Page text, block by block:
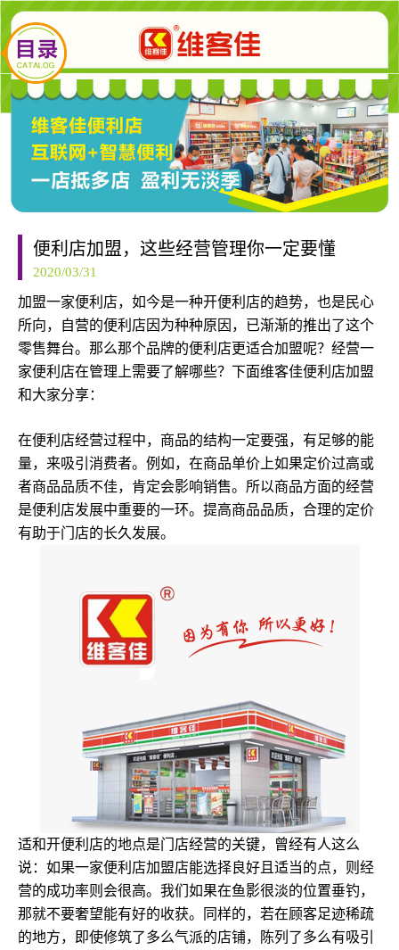
便利店加盟，这些经营管理你一定要懂
2020/03/31
加盟一家便利店，如今是一种开便利店的趋势，也是民心
所向，自营的便利店因为种种原因，已渐渐的推出了这个
零售舞台。那么那个品牌的便利店更适合加盟呢？经营一
家便利店在管理上需要了解哪些？下面维客佳便利店加盟
和大家分享：
在便利店经营过程中，商品的结构一定要强，有足够的能
量，来吸引消费者。例如，在商品单价上如果定价过高或
者商品品质不佳，肯定会影响销售。所以商品方面的经营
是便利店发展中重要的一环。提高商品品质，合理的定价
有助于门店的长久发展。
适和开便利店的地点是门店经营的关键，曾经有人这么
说：如果一家便利店加盟店能选择良好且适当的点，则经
营的成功率则会很高。我们如果在鱼影很淡的位置垂钓，
那就不要奢望能有好的收获。同样的，若在顾客足迹稀疏
的地方，即使修筑了多么气派的店铺，陈列了多么有吸引